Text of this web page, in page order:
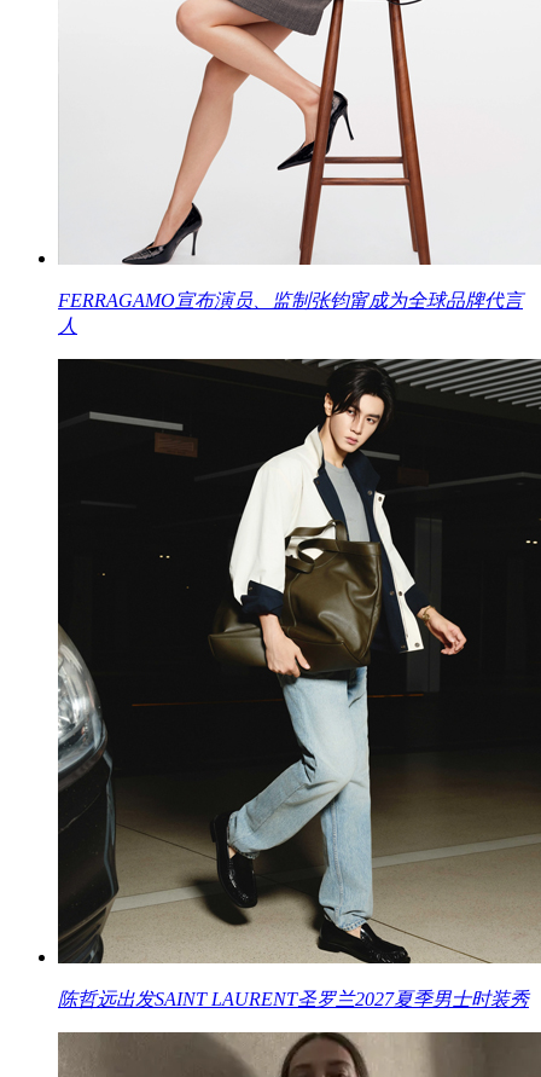
FERRAGAMO宣布演员、监制张钧甯成为全球品牌代言
人
陈哲远出发SAINT LAURENT圣罗兰2027夏季男士时装秀